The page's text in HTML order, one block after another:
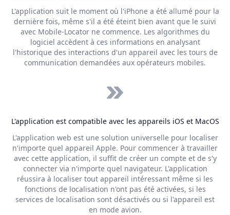
L'application suit le moment où l'iPhone a été allumé pour la
dernière fois, même s'il a été éteint bien avant que le suivi
avec Mobile-Locator ne commence. Les algorithmes du
logiciel accèdent à ces informations en analysant
l'historique des interactions d'un appareil avec les tours de
communication demandées aux opérateurs mobiles.
L'application est compatible avec les appareils iOS et MacOS
L'application web est une solution universelle pour localiser
n'importe quel appareil Apple. Pour commencer à travailler
avec cette application, il suffit de créer un compte et de s'y
connecter via n'importe quel navigateur. L'application
réussira à localiser tout appareil intéressant même si les
fonctions de localisation n'ont pas été activées, si les
services de localisation sont désactivés ou si l'appareil est
en mode avion.